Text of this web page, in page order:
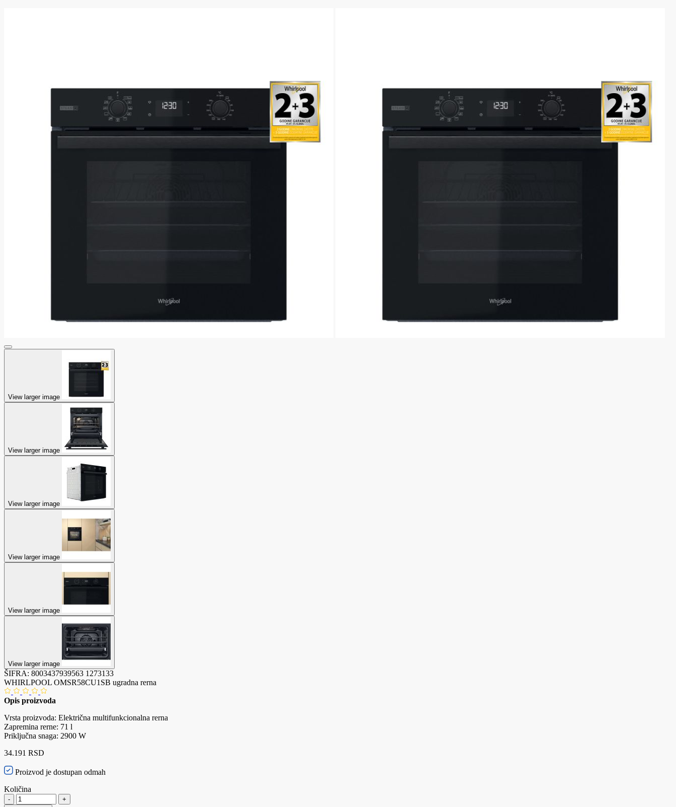
View larger image
View larger image
View larger image
View larger image
View larger image
View larger image
ŠIFRA: 8003437939563 1273133
WHIRLPOOL OMSR58CU1SB ugradna rerna
Opis proizvoda
Vrsta proizvoda: Električna multifunkcionalna rerna
Zapremina rerne: 71 l
Priključna snaga: 2900 W
34.191 RSD
Proizvod je dostupan odmah
Količina
-
+